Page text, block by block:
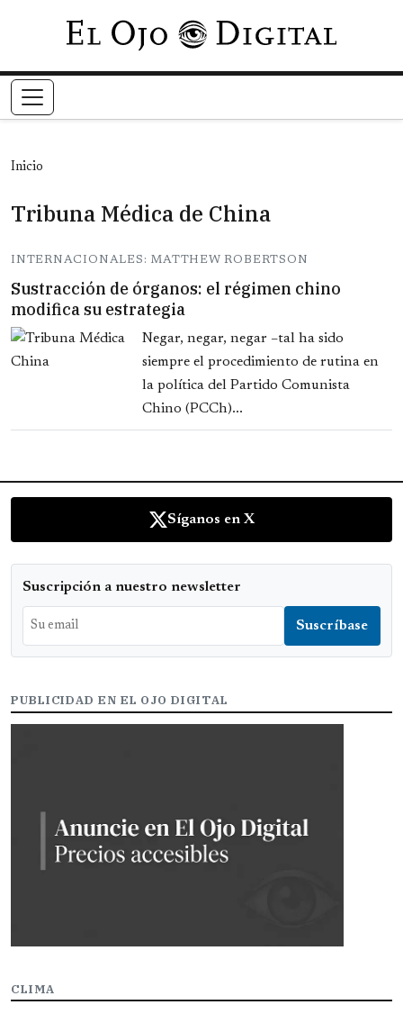
Pasar al contenido principal
Inicio
Tribuna Médica de China
INTERNACIONALES: MATTHEW ROBERTSON
Sustracción de órganos: el régimen chino
modifica su estrategia
Negar, negar, negar –tal ha sido
siempre el procedimiento de rutina en
la política del Partido Comunista
Chino (PCCh)...
Síganos en X
Suscripción a nuestro newsletter
PUBLICIDAD EN EL OJO DIGITAL
CLIMA